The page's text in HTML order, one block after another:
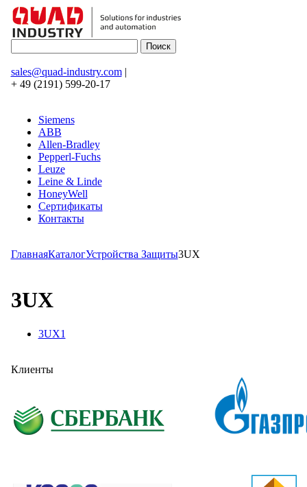
sales@quad-industry.com|
+ 49 (2191) 599-20-17
Siemens
ABB
Allen-Bradley
Pepperl-Fuchs
Leuze
Leine & Linde
HoneyWell
Сертификаты
Контакты
ГлавнаяКаталогУстройства Защиты3UX
3UX
3UX1
Клиенты